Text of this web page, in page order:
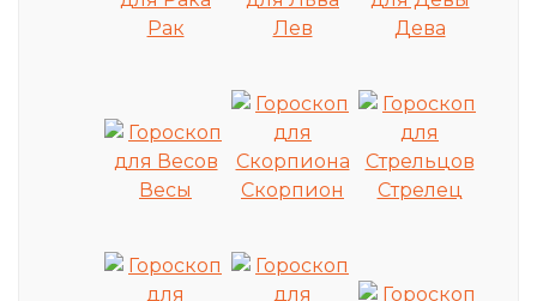
Рак Лев Дева
Весы Скорпион Стрелец